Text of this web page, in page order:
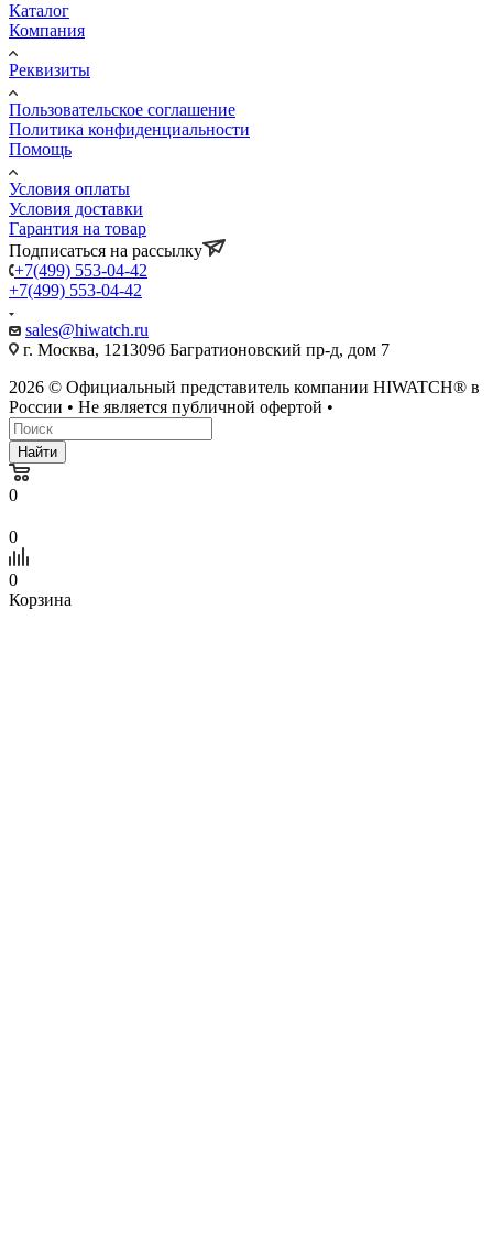
Каталог
Компания
Реквизиты
Пользовательское соглашение
Политика конфиденциальности
Помощь
Условия оплаты
Условия доставки
Гарантия на товар
Подписаться на рассылку
+7(499) 553-04-42
+7(499) 553-04-42
sales@hiwatch.ru
г. Москва, 121309б Багратионовский пр-д, дом 7
2026 © Официальный представитель компании HIWATCH® в
России • Не является публичной офертой •
Найти
0
0
0
Корзина